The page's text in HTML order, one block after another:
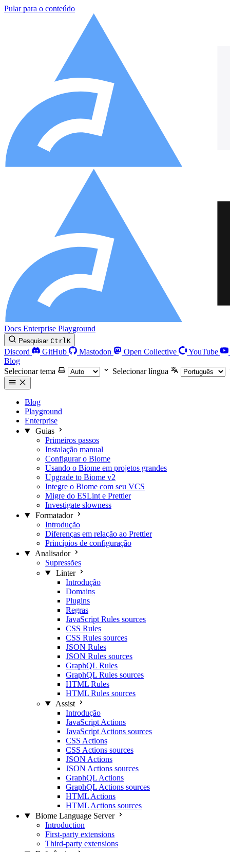
Pular para o conteúdo
Docs Enterprise Playground
Pesquisar CtrlK
Discord GitHub Mastodon Open Collective YouTube
Blog
Selecionar tema
Selecionar língua
Blog
Playground
Enterprise
Guias
Primeiros passos
Instalação manual
Configurar o Biome
Usando o Biome em projetos grandes
Upgrade to Biome v2
Integre o Biome com seu VCS
Migre do ESLint e Prettier
Investigate slowness
Formatador
Introdução
Diferenças em relação ao Prettier
Princípios de configuração
Analisador
Supressões
Linter
Introdução
Domains
Plugins
Regras
JavaScript Rules sources
CSS Rules
CSS Rules sources
JSON Rules
JSON Rules sources
GraphQL Rules
GraphQL Rules sources
HTML Rules
HTML Rules sources
Assist
Introdução
JavaScript Actions
JavaScript Actions sources
CSS Actions
CSS Actions sources
JSON Actions
JSON Actions sources
GraphQL Actions
GraphQL Actions sources
HTML Actions
HTML Actions sources
Biome Language Server
Introduction
First-party extensions
Third-party extensions